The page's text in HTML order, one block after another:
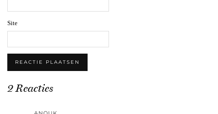
Site
2 Reacties